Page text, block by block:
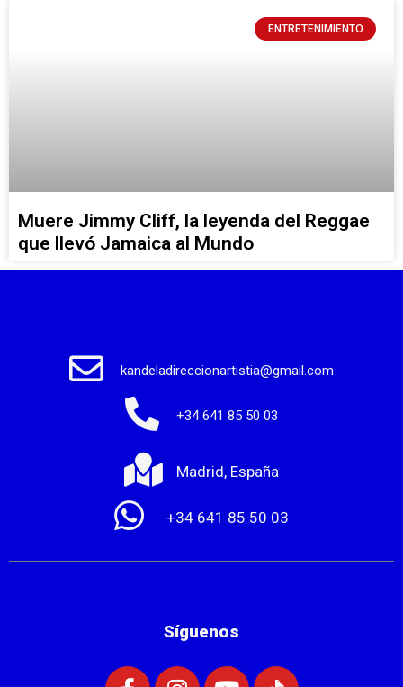
ENTRETENIMIENTO
Muere Jimmy Cliff, la leyenda del Reggae
que llevó Jamaica al Mundo
kandeladireccionartistia@gmail.com
+34 641 85 50 03
Madrid, España
+34 641 85 50 03
Síguenos